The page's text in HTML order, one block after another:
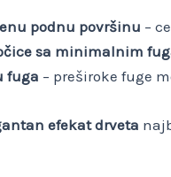
podnu površinu –
sa minimalnim
fuga – preširoke fuge
efekat drveta